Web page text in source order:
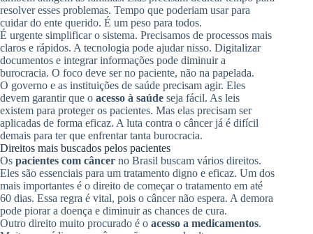
resolver esses problemas. Tempo que poderiam usar para
cuidar do ente querido. É um peso para todos.
É urgente simplificar o sistema. Precisamos de processos mais
claros e rápidos. A tecnologia pode ajudar nisso. Digitalizar
documentos e integrar informações pode diminuir a
burocracia. O foco deve ser no paciente, não na papelada.
O governo e as instituições de saúde precisam agir. Eles
devem garantir que o acesso à saúde seja fácil. As leis
existem para proteger os pacientes. Mas elas precisam ser
aplicadas de forma eficaz. A luta contra o câncer já é difícil
demais para ter que enfrentar tanta burocracia.
Direitos mais buscados pelos pacientes
Os pacientes com câncer no Brasil buscam vários direitos.
Eles são essenciais para um tratamento digno e eficaz. Um dos
mais importantes é o direito de começar o tratamento em até
60 dias. Essa regra é vital, pois o câncer não espera. A demora
pode piorar a doença e diminuir as chances de cura.
Outro direito muito procurado é o acesso a medicamentos.